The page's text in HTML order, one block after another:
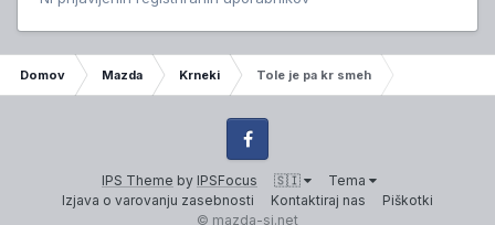
Domov Mazda Krneki Tole je pa kr smeh
IPS Theme by IPSFocus 🇸🇮
Tema
Izjava o varovanju zasebnosti
Kontaktiraj nas Piškotki
Facebook
© mazda-si.net